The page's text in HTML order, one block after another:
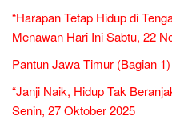
“Harapan Tetap Hidup di
Menawan Hari Ini Sabtu, 22
Pantun Jawa Timur (Bagian 1)
“Janji Naik, Hidup Tak
Senin, 27 Oktober 2025